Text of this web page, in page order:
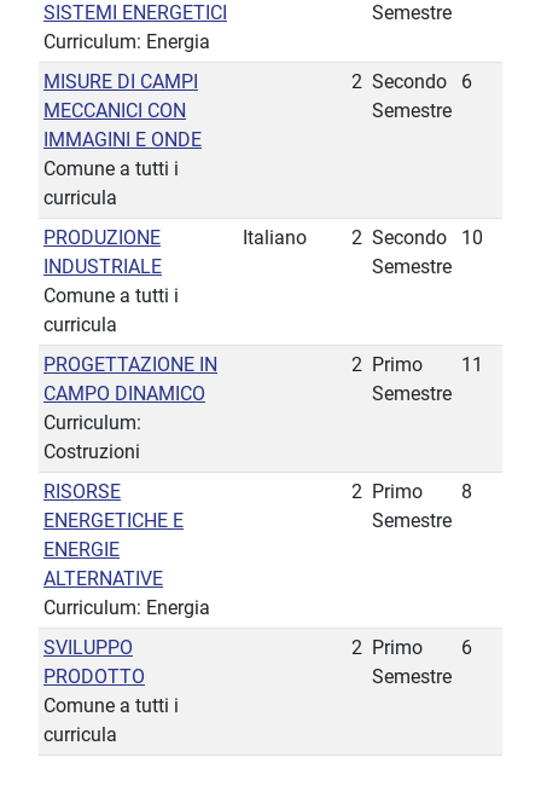
SISTEMI ENERGETICI
Curriculum: Energia
Semestre
MISURE DI CAMPI
MECCANICI CON
IMMAGINI E ONDE
Comune a tutti i
curricula
2 Secondo
Semestre
6
PRODUZIONE
INDUSTRIALE
Comune a tutti i
curricula
Italiano 2 Secondo
Semestre
10
PROGETTAZIONE IN
CAMPO DINAMICO
Curriculum:
Costruzioni
2 Primo
Semestre
11
RISORSE
ENERGETICHE E
ENERGIE
ALTERNATIVE
Curriculum: Energia
2 Primo
Semestre
8
SVILUPPO
PRODOTTO
Comune a tutti i
curricula
2 Primo
Semestre
6